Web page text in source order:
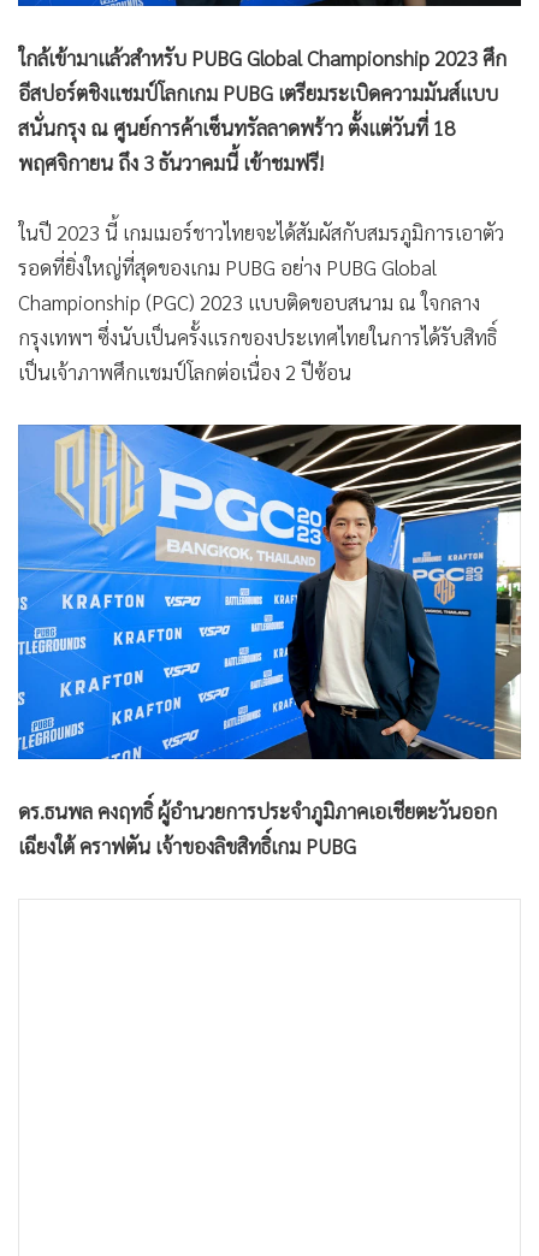
• เศรษฐกิจ-ธุรกิจ
• จีน
• ชุมชน-คุณภาพชีวิต
• อาชญากรรม
• Motoring
• วิทยาศาสตร์
• SMEs
• หุ้น
• อินโดจีน
• กองทุนรวม
• Celeb Online
Factcheck
ญี่ปุ่น
News1
• Gotomanager
ใกล้เข้ามาแล้วสำหรับ PUBG Global Championship 2023 ศึก
อีสปอร์ตชิงแชมป์โลกเกม PUBG เตรียมระเบิดความมันส์แบบ
สนั่นกรุง ณ ศูนย์การค้าเซ็นทรัลลาดพร้าว ตั้งแต่วันที่ 18
พฤศจิกายน ถึง 3 ธันวาคมนี้ เข้าชมฟรี!
ในปี 2023 นี้ เกมเมอร์ชาวไทยจะได้สัมผัสกับสมรภูมิการเอาตัว
รอดที่ยิ่งใหญ่ที่สุดของเกม PUBG อย่าง PUBG Global
Championship (PGC) 2023 แบบติดขอบสนาม ณ ใจกลาง
กรุงเทพฯ ซึ่งนับเป็นครั้งแรกของประเทศไทยในการได้รับสิทธิ์
เป็นเจ้าภาพศึกแชมป์โลกต่อเนื่อง 2 ปีซ้อน
ดร.ธนพล คงฤทธิ์ ผู้อำนวยการประจำภูมิภาคเอเชียตะวันออก
เฉียงใต้ คราฟตัน เจ้าของลิขสิทธิ์เกม PUBG